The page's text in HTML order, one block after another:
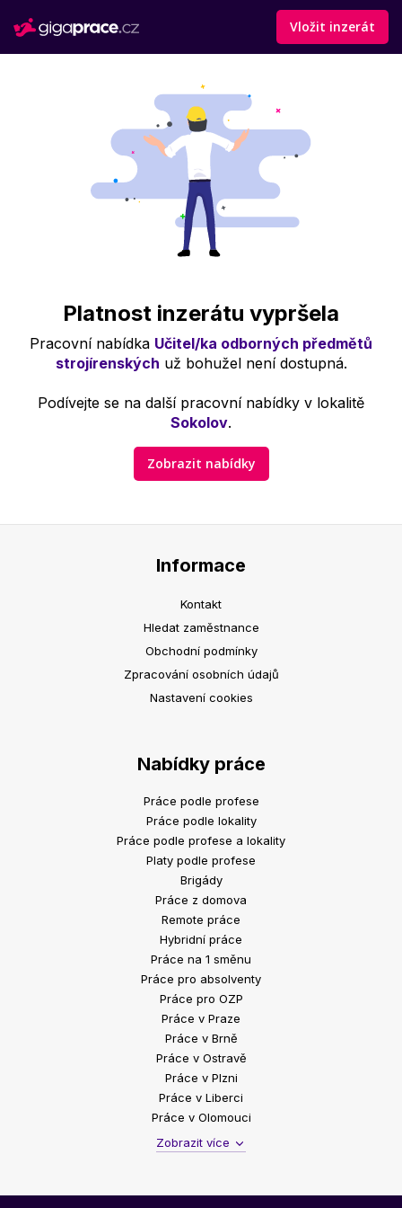
Vložit inzerát
Platnost inzerátu vypršela
Pracovní nabídka Učitel/ka odborných předmětů
strojírenských už bohužel není dostupná.
Podívejte se na další pracovní nabídky v lokalitě
Sokolov.
Zobrazit nabídky
Informace
Kontakt
Hledat zaměstnance
Obchodní podmínky
Zpracování osobních údajů
Nastavení cookies
Nabídky práce
Práce podle profese
Práce podle lokality
Práce podle profese a lokality
Platy podle profese
Brigády
Práce z domova
Remote práce
Hybridní práce
Práce na 1 směnu
Práce pro absolventy
Práce pro OZP
Práce v Praze
Práce v Brně
Práce v Ostravě
Práce v Plzni
Práce v Liberci
Práce v Olomouci
Zobrazit více